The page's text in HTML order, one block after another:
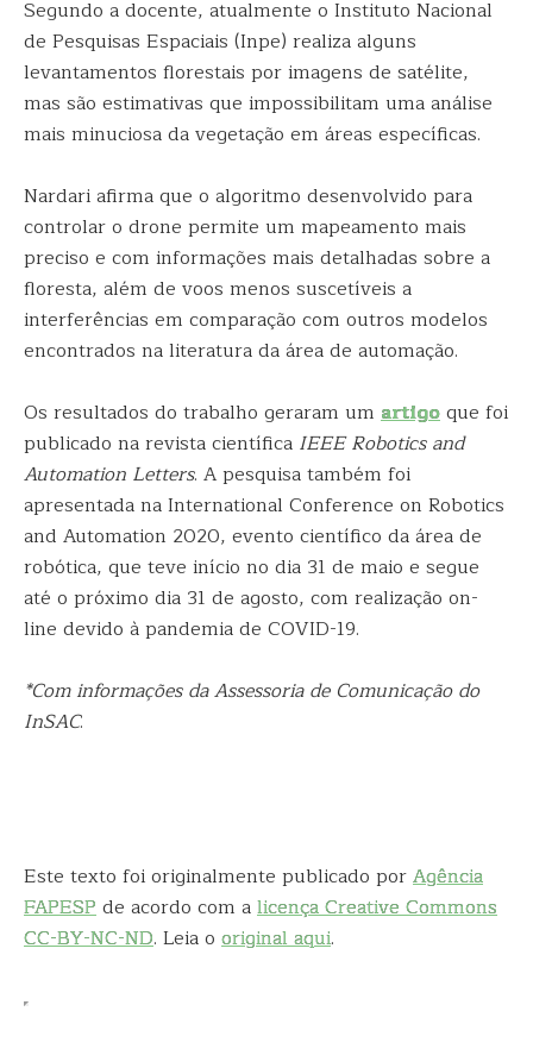
Segundo a docente, atualmente o Instituto Nacional
de Pesquisas Espaciais (Inpe) realiza alguns
levantamentos florestais por imagens de satélite,
mas são estimativas que impossibilitam uma análise
mais minuciosa da vegetação em áreas específicas.
Nardari afirma que o algoritmo desenvolvido para
controlar o drone permite um mapeamento mais
preciso e com informações mais detalhadas sobre a
floresta, além de voos menos suscetíveis a
interferências em comparação com outros modelos
encontrados na literatura da área de automação.
Os resultados do trabalho geraram um artigoque foi
publicado na revista científica IEEE Robotics and
Automation Letters. A pesquisa também foi
apresentada na International Conference on Robotics
and Automation 2020, evento científico da área de
robótica, que teve início no dia 31 de maio e segue
até o próximo dia 31 de agosto, com realização on-
line devido à pandemia de COVID-19.
*Com informações da Assessoria de Comunicação do
InSAC.
Este texto foi originalmente publicado porAgência
FAPESPde acordo com alicença Creative Commons
CC-BY-NC-ND. Leia o original aqui.